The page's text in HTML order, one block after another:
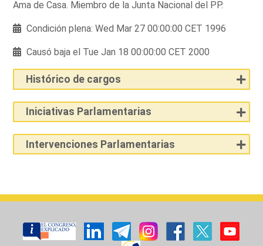
Ama de Casa. Miembro de la Junta Nacional del PP.
Condición plena: Wed Mar 27 00:00:00 CET 1996
Causó baja el Tue Jan 18 00:00:00 CET 2000
Histórico de cargos
Iniciativas Parlamentarias
Intervenciones Parlamentarias